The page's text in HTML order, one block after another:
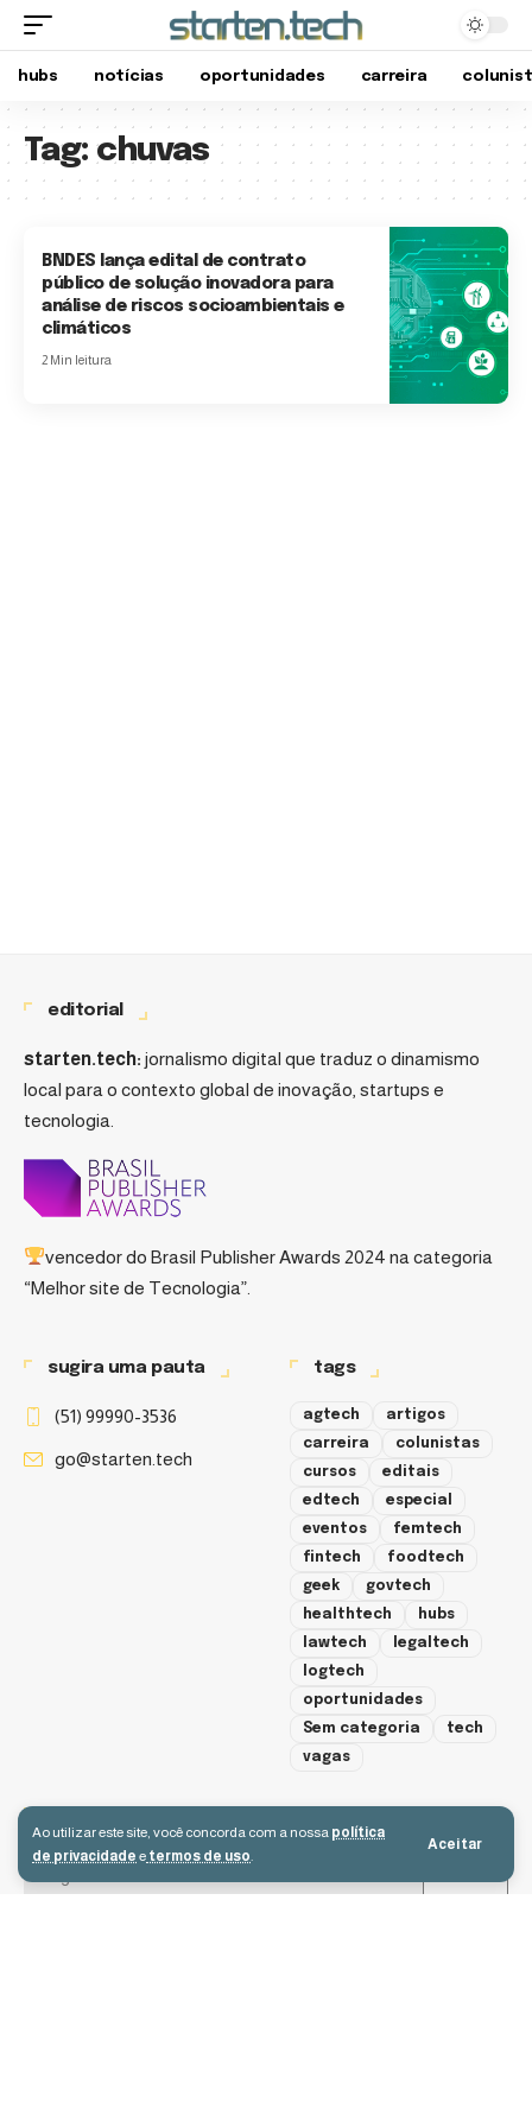
Ao utilizar este site, você concorda com a nossa política
de privacidade e termos de uso.
Aceitar
hubs notícias oportunidades carreira
Tag: chuvas
BNDES lança edital de contrato
público de solução inovadora para
análise de riscos socioambientais e
climáticos
2 Min leitura
editorial
starten.tech: jornalismo digital que traduz o dinamismo
local para o contexto global de inovação, startups e
tecnologia.
vencedor do Brasil Publisher Awards 2024 na categoria
“Melhor site de Tecnologia”.
sugira uma pauta
(51) 99990-3536
go@starten.tech
tags
agtech
artigos
carreira
colunistas
cursos
editais
edtech
especial
eventos
femtech
fintech
foodtech
geek
govtech
healthtech
hubs
lawtech
legaltech
logtech
oportunidades
Sem categoria
tech
vagas